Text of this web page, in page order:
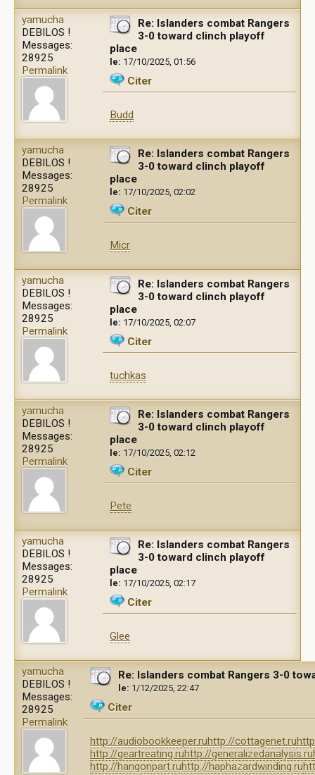
yamucha
DEBILOS !
Messages:
28925
Permalink
Re: Islanders combat Rangers
3-0 toward clinch playoff
place
le: 17/10/2025, 01:56
Citer
Budd
yamucha
DEBILOS !
Messages:
28925
Permalink
Re: Islanders combat Rangers
3-0 toward clinch playoff
place
le: 17/10/2025, 02:02
Citer
Micr
yamucha
DEBILOS !
Messages:
28925
Permalink
Re: Islanders combat Rangers
3-0 toward clinch playoff
place
le: 17/10/2025, 02:07
Citer
tuchkas
yamucha
DEBILOS !
Messages:
28925
Permalink
Re: Islanders combat Rangers
3-0 toward clinch playoff
place
le: 17/10/2025, 02:12
Citer
Pete
yamucha
DEBILOS !
Messages:
28925
Permalink
Re: Islanders combat Rangers
3-0 toward clinch playoff
place
le: 17/10/2025, 02:17
Citer
Glee
yamucha
DEBILOS !
Messages:
28925
Permalink
Re: Islanders combat Rangers 3-0
le: 1/12/2025, 22:47
Citer
http://audiobookkeeper.ruhttp://cottagenet.ru
http://geartreating.ruhttp://generalizedanalysis.ru
http://hangonpart.ruhttp://haphazardwinding.ru